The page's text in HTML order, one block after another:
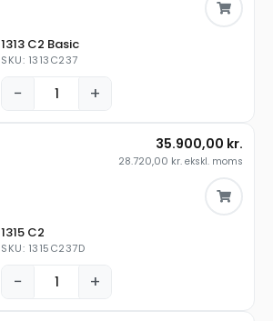
1313 C2 Basic
SKU: 1313C237
− +
1315 C2
SKU: 1315C237D
− +
35.900,00 kr.
28.720,00 kr. ekskl. moms